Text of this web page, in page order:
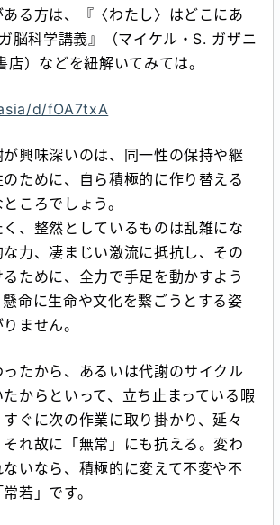
る方は、『〈わたし〉はどこにあ
脳科学講義』（マイケル・S. ガザニ
店）などを紐解いてみては。
d/fOA7txA
興味深いのは、同一性の保持や継
ために、自ら積極的に作り替える
ころでしょう。
、整然としているものは乱雑にな
力、凄まじい激流に抵抗し、その
ために、全力で手足を動かすよう
命に生命や文化を繋ごうとする姿
ません。
たから、あるいは代謝のサイクル
からといって、立ち止まっている暇
ぐに次の作業に取り掛かり、延々
それ故に「無常」にも抗える。変わ
ないなら、積極的に変えて不変や不
若」です。